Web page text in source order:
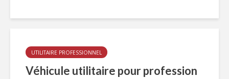
UTILITAIRE PROFESSIONNEL
Véhicule utilitaire pour profession